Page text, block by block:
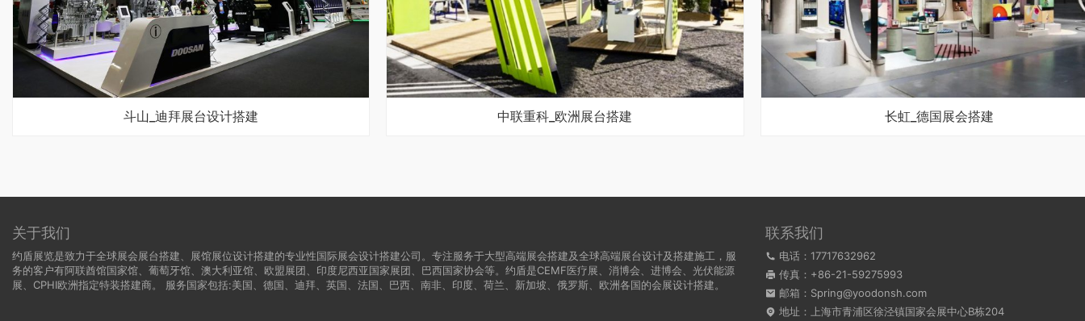
斗山_迪拜展台设计搭建 中联重科_欧洲展台搭建 长虹_德国展会搭建
关于我们
约盾展览是致力于全球展会展台搭建、展馆展位设计搭建的专业性国际展会设计搭建公司。专注服务于大型高端展会搭建及全球高端展台设计及搭建施工，服
务的客户有阿联酋馆国家馆、葡萄牙馆、澳大利亚馆、欧盟展团、印度尼西亚国家展团、巴西国家协会等。约盾是CEMF医疗展、消博会、进博会、光伏能源
展、CPHI欧洲指定特装搭建商。 服务国家包括:美国、 德国、迪拜、英国、法国、巴西、南非、印度、荷兰、新加坡、俄罗斯、欧洲各国的会展设计搭建。
联系我们
电话：17717632962
传真：+86-21-59275993
邮箱：Spring@yoodonsh.com
地址：上海市青浦区徐泾镇国家会展中心B栋204